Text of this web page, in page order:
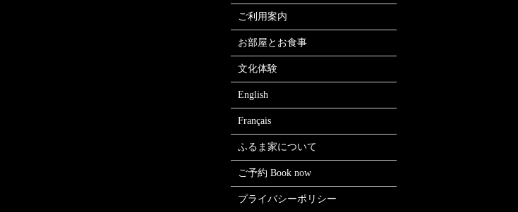
ご利用案内
お部屋とお食事
文化体験
English
Français
ふるま家について
ご予約 Book now
プライバシーポリシー